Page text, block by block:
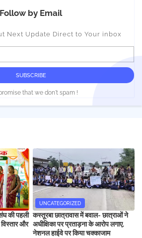
Follow by Email
Next Update Direct to Your inbox
that we don't spam !
की पहली
और
UNCATEGORIZED
कस्तूरबा छात्रावास में बवाल- छात्राओं ने
अधीक्षिका पर प्रताड़ना के आरोप लगाए,
नेशनल हाईवे पर किया चक्काजाम